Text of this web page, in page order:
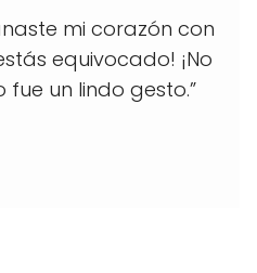
mi corazón con
equivocado! ¡No
un lindo gesto.”